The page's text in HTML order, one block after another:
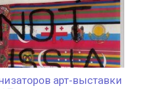
арт-выставки